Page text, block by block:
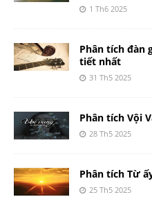
1 Th6 2025
Phân tích đàn
tiết nhất
31 Th5 2025
Phân tích Vội
28 Th5 2025
Phân tích Từ
25 Th5 2025